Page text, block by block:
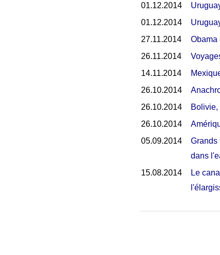
01.12.2014
01.12.2014
27.11.2014
Obama
26.11.2014
14.11.2014
26.10.2014
26.10.2014
26.10.2014
05.09.2014
Grands
dans
15.08.2014
Le